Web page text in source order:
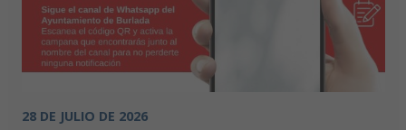
28 DE JULIO DE 2026